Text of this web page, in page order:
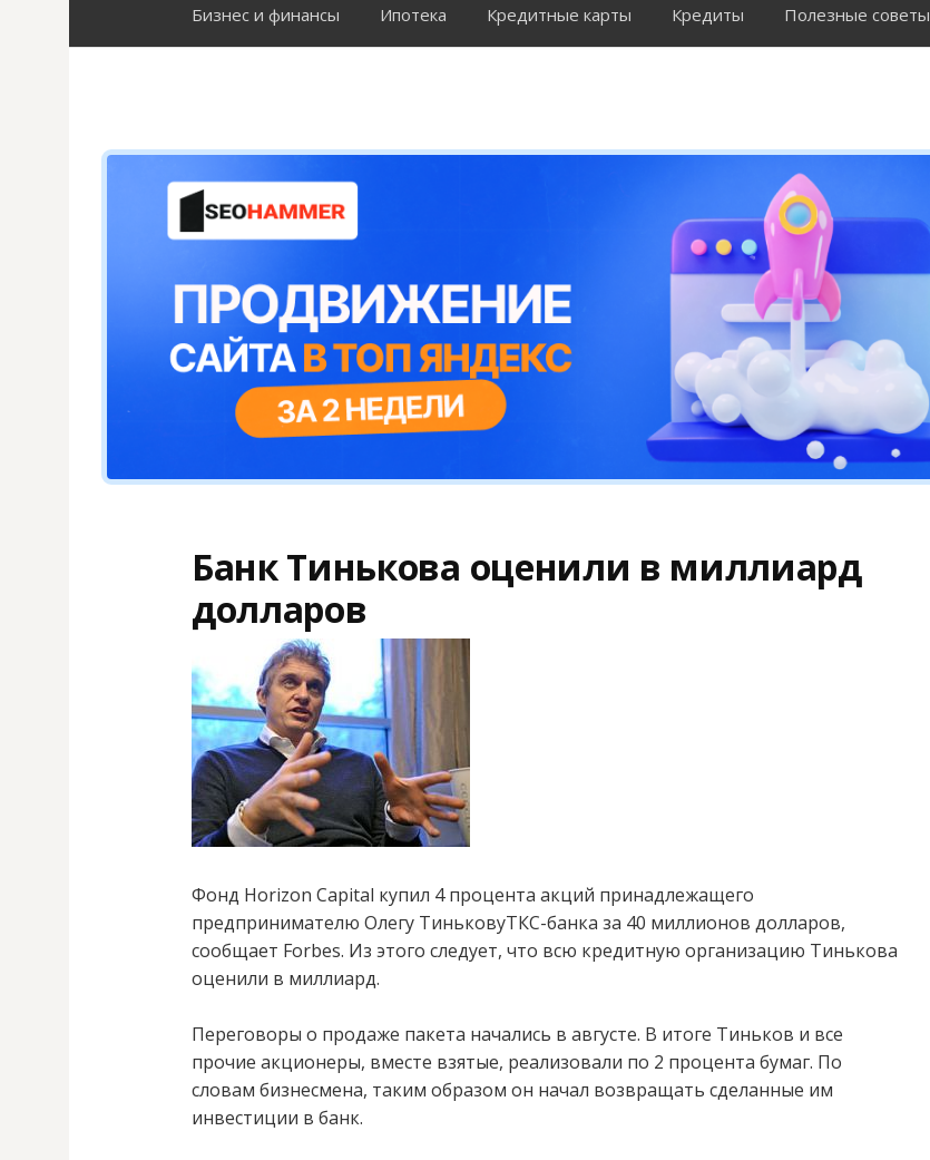
Бизнес и финансы Ипотека Кредитные карты Кредиты Полезные советы
Банк Тинькова оценили в миллиард
долларов
Фонд Horizon Capital купил 4 процента акций принадлежащего
предпринимателю Олегу ТиньковуТКС-банка за 40 миллионов долларов,
сообщает Forbes. Из этого следует, что всю кредитную организацию Тинькова
оценили в миллиард.
Переговоры о продаже пакета начались в августе. В итоге Тиньков и все
прочие акционеры, вместе взятые, реализовали по 2 процента бумаг. По
словам бизнесмена, таким образом он начал возвращать сделанные им
инвестиции в банк.